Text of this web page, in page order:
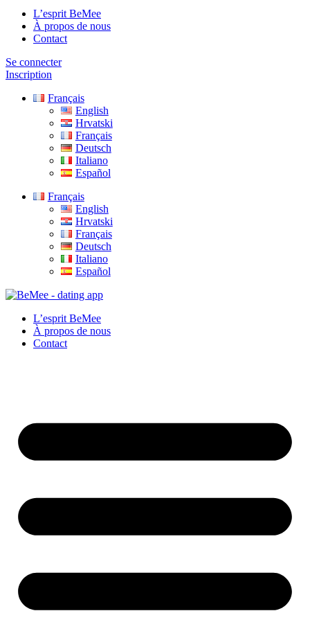
L’esprit BeMee
À propos de nous
Contact
Se connecter
Inscription
Français
English
Hrvatski
Français
Deutsch
Italiano
Español
Français
English
Hrvatski
Français
Deutsch
Italiano
Español
L’esprit BeMee
À propos de nous
Contact